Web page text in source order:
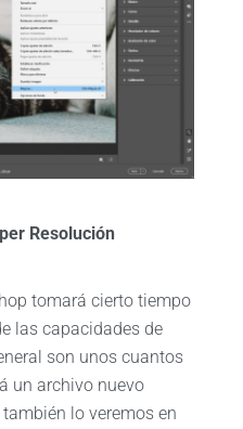
Resolución
tomará cierto tiempo
las capacidades de
son unos cuantos
un archivo nuevo
lo veremos en